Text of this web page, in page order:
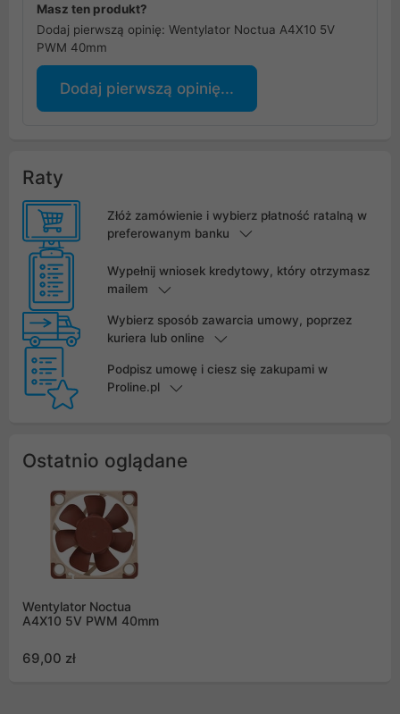
Masz ten produkt?
Dodaj pierwszą opinię: Wentylator Noctua A4X10 5V
PWM 40mm
Dodaj pierwszą opinię...
Raty
Złóż zamówienie i wybierz płatność ratalną w
preferowanym banku
Wypełnij wniosek kredytowy, który otrzymasz
mailem
Wybierz sposób zawarcia umowy, poprzez
kuriera lub online
Podpisz umowę i ciesz się zakupami w
Proline.pl
Ostatnio oglądane
Wentylator Noctua
A4X10 5V PWM 40mm
69,00 zł